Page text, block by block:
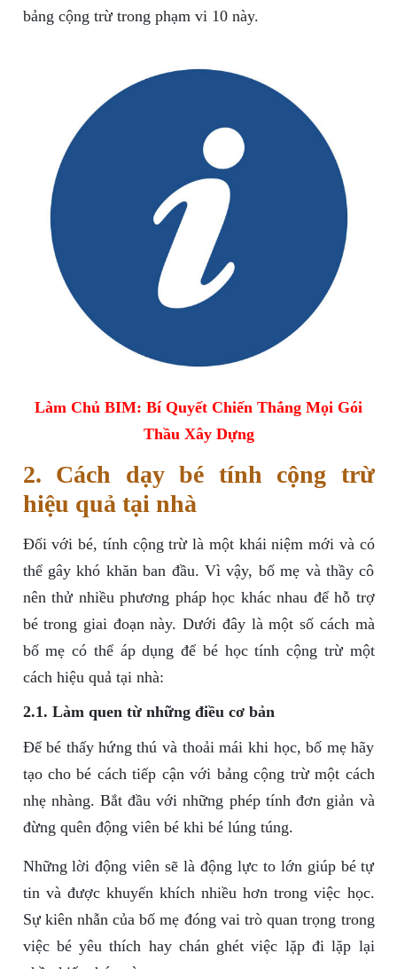
bảng cộng trừ trong phạm vi 10 này.
Làm Chủ BIM: Bí Quyết Chiến Thắng Mọi Gói
Thầu Xây Dựng
2. Cách dạy bé tính cộng trừ
hiệu quả tại nhà
Đối với bé, tính cộng trừ là một khái niệm mới và có
thể gây khó khăn ban đầu. Vì vậy, bố mẹ và thầy cô
nên thử nhiều phương pháp học khác nhau để hỗ trợ
bé trong giai đoạn này. Dưới đây là một số cách mà
bố mẹ có thể áp dụng để bé học tính cộng trừ một
cách hiệu quả tại nhà:
2.1. Làm quen từ những điều cơ bản
Để bé thấy hứng thú và thoải mái khi học, bố mẹ hãy
tạo cho bé cách tiếp cận với bảng cộng trừ một cách
nhẹ nhàng. Bắt đầu với những phép tính đơn giản và
đừng quên động viên bé khi bé lúng túng.
Những lời động viên sẽ là động lực to lớn giúp bé tự
tin và được khuyến khích nhiều hơn trong việc học.
Sự kiên nhẫn của bố mẹ đóng vai trò quan trọng trong
việc bé yêu thích hay chán ghét việc lặp đi lặp lại